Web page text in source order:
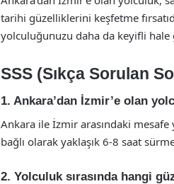
tarihi güzelliklerini keşfetme
yolculuğunuzu daha da keyifli
SSS (Sıkça Sorulan
1. Ankara’dan İzmir’e olan
Ankara ile İzmir arasındaki mesafe
bağlı olarak yaklaşık 6-8 saat
2. Yolculuk sırasında hangi